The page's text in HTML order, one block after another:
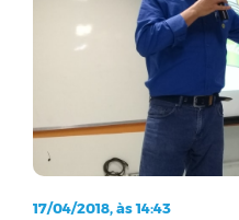
17/04/2018, às 14:43